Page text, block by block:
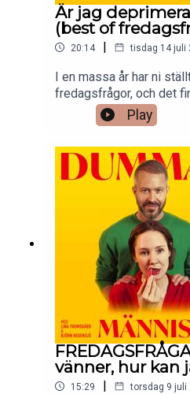
Är jag
(best of
20:14 | tisdag 14 juli
I en massa år har ni
fredagsfrågor, och det
katalogen. I sommar
fredagsfrågor som
(till) – på onsdagar. På
fredagsfrågor som
Malmqvist.Kontakta oss
Play
vänner, hur kan
15:29 | torsdag 9 juli